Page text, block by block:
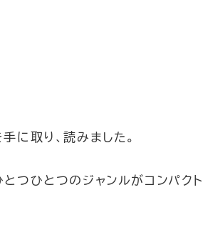
に取り、読みました。
つひとつのジャンルがコンパクト